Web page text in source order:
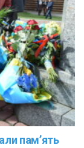
пам’ять